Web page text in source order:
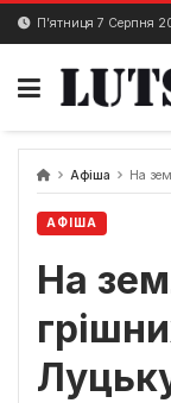
Skip
content
П’ятниця 7 Серпня
15 Грудня, 2023
Афіша На
АФІША
На